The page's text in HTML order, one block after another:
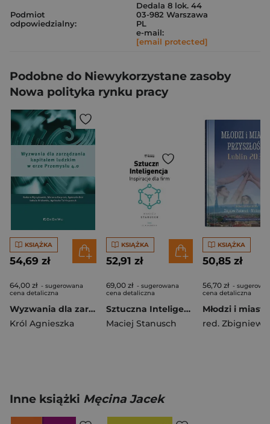
Podmiot
odpowiedzialny:
Dedala 8 lok. 44
03-982 Warszawa
PL
e-mail:
[email protected]
Podobne do Niewykorzystane zasoby
Nowa polityka rynku pracy
KSIĄŻKA
54,69 zł
64,00 zł - sugerowana
cena detaliczna
Wyzwania dla zarządzania kapitałem ludzkim w erze Przemysłu 4.0
Król Agnieszka
KSIĄŻKA
52,91 zł
69,00 zł - sugerowana
cena detaliczna
Sztuczna Inteligencja. Inspiracje dla biznesu
Maciej Stanusch
KSIĄŻKA
50,85 zł
56,70 zł -
cena detaliczna
Inne książki Męcina Jacek